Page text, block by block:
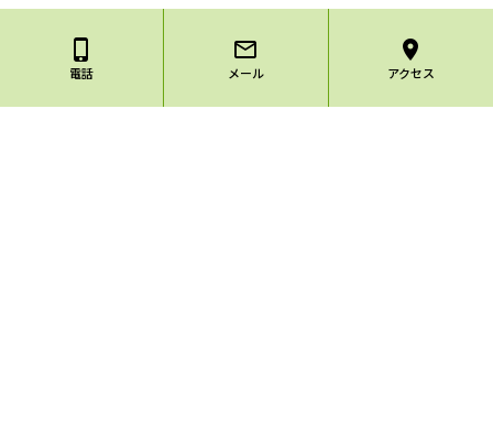
phone_iphone
電話
mail_outline
メール
location_on
アクセス